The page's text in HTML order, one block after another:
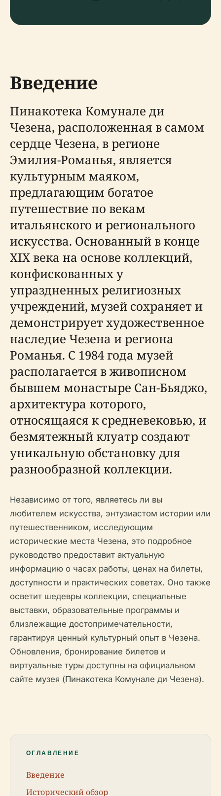
Введение
Пинакотека Комунале ди
Чезена, расположенная в самом
сердце Чезена, в регионе
Эмилия-Романья, является
культурным маяком,
предлагающим богатое
путешествие по векам
итальянского и регионального
искусства. Основанный в конце
XIX века на основе коллекций,
конфискованных у
упраздненных религиозных
учреждений, музей сохраняет и
демонстрирует художественное
наследие Чезена и региона
Романья. С 1984 года музей
располагается в живописном
бывшем монастыре Сан-Бьяджо,
архитектура которого,
относящаяся к средневековью, и
безмятежный клуатр создают
уникальную обстановку для
разнообразной коллекции.
Независимо от того, являетесь ли вы
любителем искусства, энтузиастом истории или
путешественником, исследующим
исторические места Чезена, это подробное
руководство предоставит актуальную
информацию о часах работы, ценах на билеты,
доступности и практических советах. Оно также
осветит шедевры коллекции, специальные
выставки, образовательные программы и
близлежащие достопримечательности,
гарантируя ценный культурный опыт в Чезена.
Обновления, бронирование билетов и
виртуальные туры доступны на официальном
сайте музея (Пинакотека Комунале ди Чезена).
ОГЛАВЛЕНИЕ
Введение
Исторический обзор